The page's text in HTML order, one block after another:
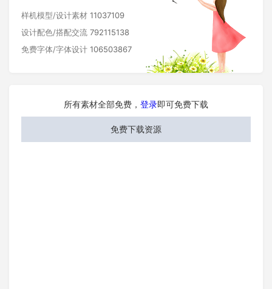
样机模型/设计素材 11037109
设计配色/搭配交流 792115138
免费字体/字体设计 106503867
所有素材全部免费， 登录即可免费下载
免费下载资源